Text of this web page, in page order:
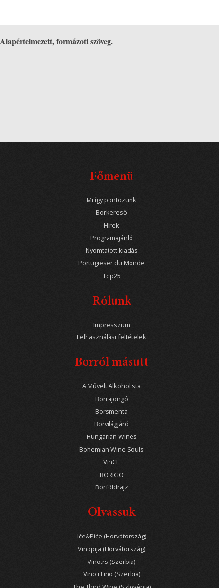
Alapértelmezett, formázott szöveg.
Főmenü
Mi így pontozunk
Borkereső
Hírek
Programajánló
Nyomtatott kiadás
Portugieser du Monde
Top25
Rólunk
Impresszum
Felhasználási feltételek
Borról másutt
A Művelt Alkoholista
Borrajongó
Borsmenta
Borvilágjáró
Hungarian Wines
Bohemian Wine Souls
VinCE
BORIGO
Borföldrajz
Olvassuk
Iće&Piće (Horvátország)
Vinopija (Horvátország)
Vino.rs (Szerbia)
Vino i Fino (Szerbia)